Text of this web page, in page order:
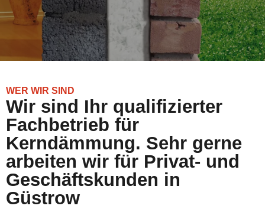
WER WIR SIND
Wir sind Ihr qualifizierter
Fachbetrieb für
Kerndämmung. Sehr gerne
arbeiten wir für Privat- und
Geschäftskunden in
Güstrow